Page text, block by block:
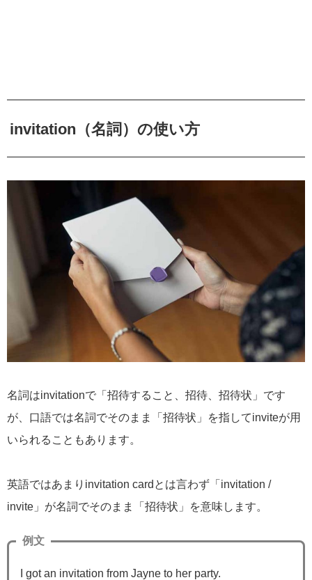
invitation（名詞）の使い方
名詞はinvitationで「招待すること、招待、招待状」です
が、口語では名詞でそのまま「招待状」を指してinviteが用
いられることもあります。
英語ではあまりinvitation cardとは言わず「invitation /
invite」が名詞でそのまま「招待状」を意味します。
例文
I got an invitation from Jayne to her party.